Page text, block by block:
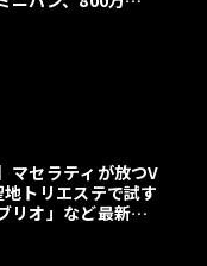
CG】
マセラティが放つV
トリエステで試す
リオ」など最新ト
官能評価《LE VO